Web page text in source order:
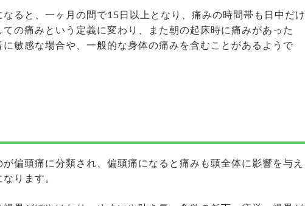
ると、一ヶ月の間で15日以上となり、痛みの時間帯も日中だけ
の痛みという定義に変わり、また朝の起床時に痛みがあった
に敏感な場合や、一般的な身体の痛みを含むことがあるようで
偏頭痛に分類され、偏頭痛になると痛みも頭全体に影響を与え
ります。